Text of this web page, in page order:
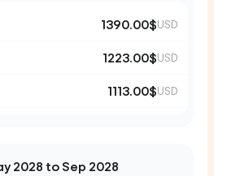
1390.00$USD
1223.00$USD
1113.00$USD
2028 to Sep 2028